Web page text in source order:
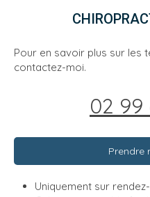
Pour en savoir plus sur les
contactez-moi.
02 99
Prendre
Uniquement sur